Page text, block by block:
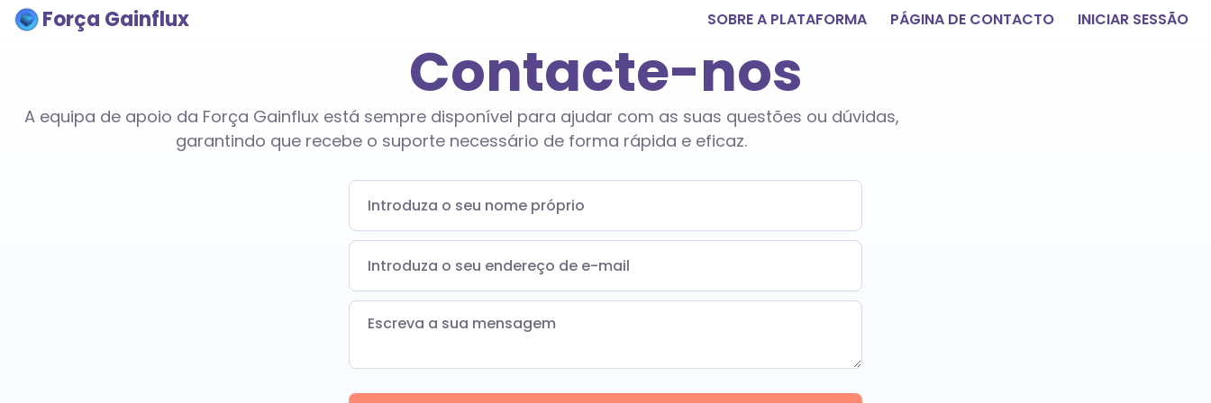
Força Gainflux SOBRE A PLATAFORMA PÁGINA DE CONTACTO INICIAR SESSÃO
Contacte-nos
A equipa de apoio da Força Gainflux está sempre disponível para ajudar com as suas questões ou dúvidas,
garantindo que recebe o suporte necessário de forma rápida e eficaz.